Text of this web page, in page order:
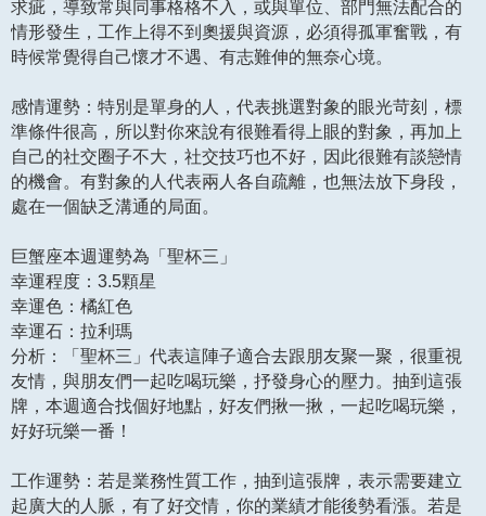
求疵，導致常與同事格格不入，或與單位、部門無法配合的
情形發生，工作上得不到奧援與資源，必須得孤軍奮戰，有
時候常覺得自己懷才不遇、有志難伸的無奈心境。
感情運勢：特別是單身的人，代表挑選對象的眼光苛刻，標
準條件很高，所以對你來說有很難看得上眼的對象，再加上
自己的社交圈子不大，社交技巧也不好，因此很難有談戀情
的機會。有對象的人代表兩人各自疏離，也無法放下身段，
處在一個缺乏溝通的局面。
巨蟹座本週運勢為「聖杯三」
幸運程度：3.5顆星
幸運色：橘紅色
幸運石：拉利瑪
分析：「聖杯三」代表這陣子適合去跟朋友聚一聚，很重視
友情，與朋友們一起吃喝玩樂，抒發身心的壓力。抽到這張
牌，本週適合找個好地點，好友們揪一揪，一起吃喝玩樂，
好好玩樂一番！
工作運勢：若是業務性質工作，抽到這張牌，表示需要建立
起廣大的人脈，有了好交情，你的業績才能後勢看漲。若是